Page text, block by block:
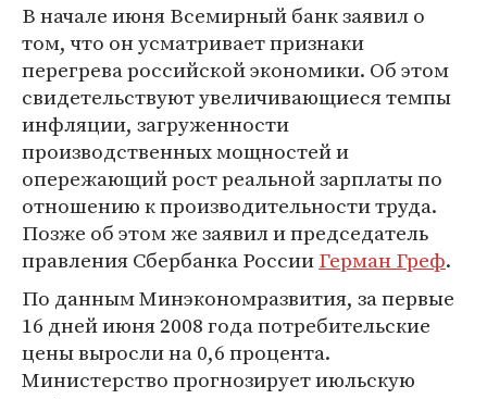
В начале июня Всемирный банк заявил о
том, что он усматривает признаки
перегрева российской экономики. Об этом
свидетельствуют увеличивающиеся темпы
инфляции, загруженности
производственных мощностей и
опережающий рост реальной зарплаты по
отношению к производительности труда.
Позже об этом же заявил и председатель
правления Сбербанка РоссииГерман Греф.
По данным Минэкономразвития, за первые
16 дней июня 2008 года потребительские
цены выросли на 0,6 процента.
Министерство прогнозирует июльскую